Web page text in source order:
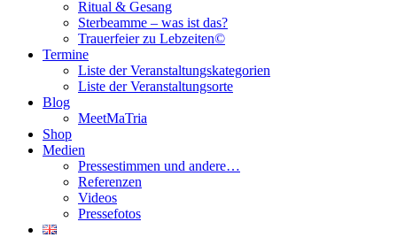
Ritual & Gesang
Sterbeamme – was ist das?
Trauerfeier zu Lebzeiten©
Termine
Liste der Veranstaltungskategorien
Liste der Veranstaltungsorte
Blog
MeetMaTria
Shop
Medien
Pressestimmen und andere…
Referenzen
Videos
Pressefotos